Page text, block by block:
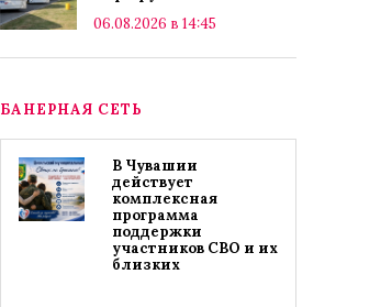
06.08.2026 в 14:45
БАНЕРНАЯ СЕТЬ
В Чувашии
действует
комплексная
программа
поддержки
участников СВО и их
близких